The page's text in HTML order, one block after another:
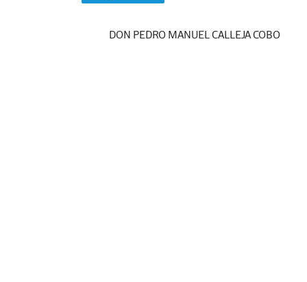
DON PEDRO MANUEL CALLEJA COBO